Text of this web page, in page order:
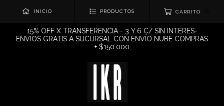
INICIO PRODUCTOS CARRITO
15% OFF X TRANSFERENCIA - 3 Y 6 C/ SIN INTERES-
ENVIOS GRATIS A SUCURSAL CON ENVÍO NUBE COMPRAS
+ $150.000